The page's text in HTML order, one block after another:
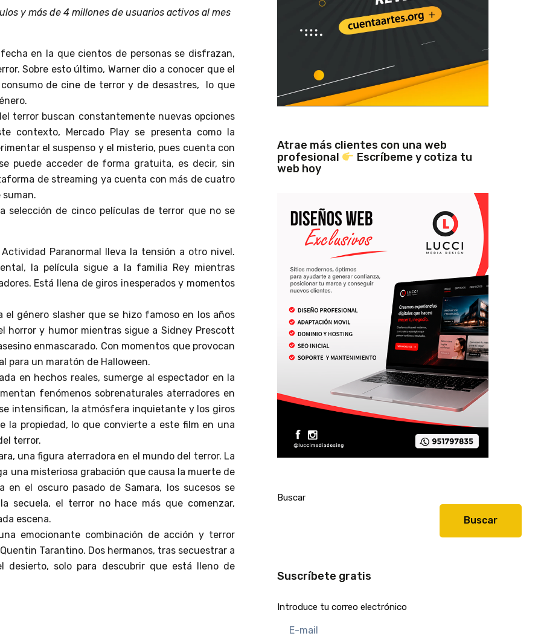
y más de 4 millones de usuarios activos al mes
en la que cientos de personas se disfrazan,
Sobre esto último, Warner dio a conocer que el
de cine de terror y de desastres, lo que
terror buscan constantemente nuevas opciones
contexto, Mercado Play se presenta como la
el suspenso y el misterio, pues cuenta con
puede acceder de forma gratuita, es decir, sin
de streaming ya cuenta con más de cuatro
suman.
selección de cinco películas de terror que no se
Paranormal lleva la tensión a otro nivel.
la película sigue a la familia Rey mientras
Está llena de giros inesperados y momentos
género slasher que se hizo famoso en los años
horror y humor mientras sigue a Sidney Prescott
enmascarado. Con momentos que provocan
para un maratón de Halloween.
en hechos reales, sumerge al espectador en la
fenómenos sobrenaturales aterradores en
intensifican, la atmósfera inquietante y los giros
la propiedad, lo que convierte a este film en una
terror.
una figura aterradora en el mundo del terror. La
una misteriosa grabación que causa la muerte de
el oscuro pasado de Samara, los sucesos se
secuela, el terror no hace más que comenzar,
escena.
emocionante combinación de acción y terror
Tarantino. Dos hermanos, tras secuestrar a
solo para descubrir que está lleno de
Atrae más clientes con una web
profesional
Escríbeme y cotiza tu
web hoy
Buscar
Buscar
Suscríbete gratis
Introduce tu correo electrónico
mail